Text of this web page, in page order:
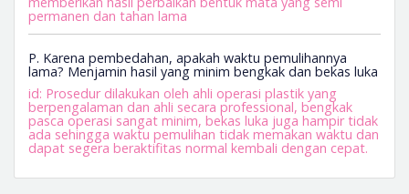
permanen dan tahan lama
P. Karena pembedahan, apakah waktu pemulihannya
lama? Menjamin hasil yang minim bengkak dan bekas luka
id: Prosedur dilakukan oleh ahli operasi plastik yang
berpengalaman dan ahli secara professional, bengkak
pasca operasi sangat minim, bekas luka juga hampir tidak
ada sehingga waktu pemulihan tidak memakan waktu dan
dapat segera beraktifitas normal kembali dengan cepat.